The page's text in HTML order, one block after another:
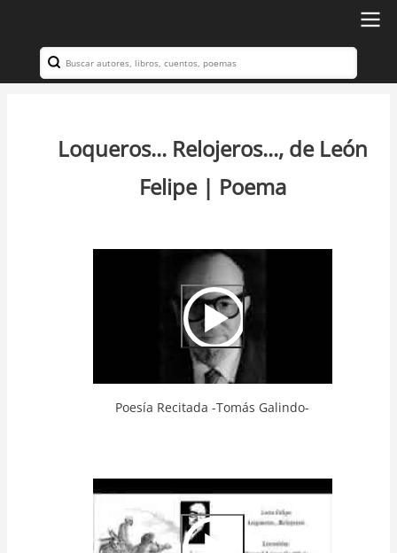
contenido
principal
Navegación
Search
Loqueros... Relojeros..., de León
Felipe | Poema
Video
Url
Poesía Recitada -Tomás Galindo-
Video
Url